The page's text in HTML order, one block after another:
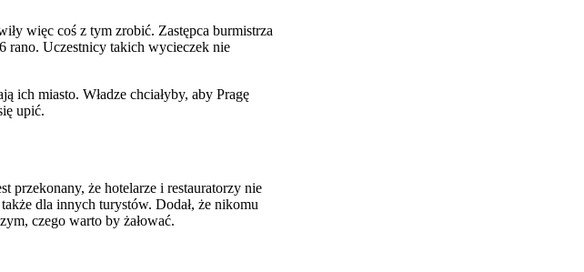
więc coś z tym zrobić. Zastępca burmistrza
rano. Uczestnicy takich wycieczek nie
ich miasto. Władze chciałyby, aby Pragę
upić.
przekonany, że hotelarze i restauratorzy nie
dla innych turystów. Dodał, że nikomu
czego warto by żałować.